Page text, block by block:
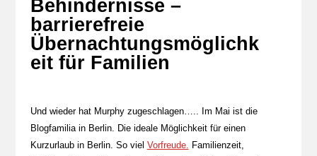
Behindernisse –
barrierefreie
Übernachtungsmöglichk
eit für Familien
Und wieder hat Murphy zugeschlagen….. Im Mai ist die
Blogfamilia in Berlin. Die ideale Möglichkeit für einen
Kurzurlaub in Berlin. So viel Vorfreude. Familienzeit,